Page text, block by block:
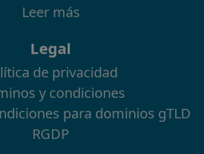
Leer más
Legal
de privacidad
y condiciones
para dominios gTLD
RGDP